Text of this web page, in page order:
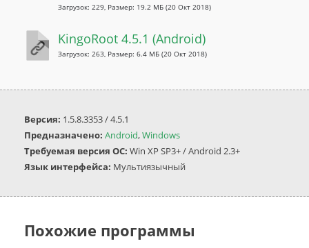
Загрузок: 229, Размер: 19.2 МБ (20 Окт 2018)
KingoRoot 4.5.1 (Android)
Загрузок: 263, Размер: 6.4 МБ (20 Окт 2018)
Версия: 1.5.8.3353 / 4.5.1
Предназначено: Android,Windows
Требуемая версия ОС: Win XP SP3+ / Android 2.3+
Язык интерфейса: Мультиязычный
Похожие программы